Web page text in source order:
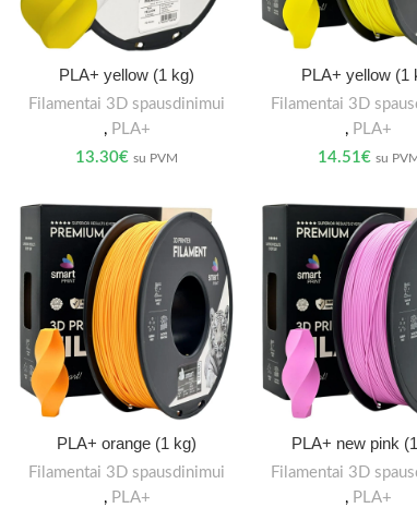
PLA+ yellow (1 kg)
Filamentai 3D spausdinimui
, PLA+
13.30€ su PVM
PLA+ yellow (1
Filamentai 3D
, PLA+
14.51€ su
PLA+ orange (1 kg)
Filamentai 3D spausdinimui
, PLA+
PLA+ new pink
Filamentai 3D
, PLA+